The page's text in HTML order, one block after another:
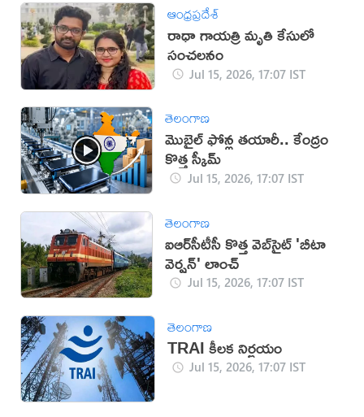
ఆంధ్రప్రదేశ్
రాధా గాయత్రి మృతి కేసులో
సంచలనం
Jul 15, 2026, 17:07 IST
తెలంగాణ
మొబైల్‌ ఫోన్ల తయారీ.. కేంద్రం
కొత్త స్కీమ్‌
Jul 15, 2026, 17:07 IST
తెలంగాణ
ఐఆర్‌సీటీసీ కొత్త వెబ్‌సైట్ 'బీటా
వెర్షన్' లాంచ్
Jul 15, 2026, 17:07 IST
తెలంగాణ
TRAI కీలక నిర్ణయం
Jul 15, 2026, 17:07 IST